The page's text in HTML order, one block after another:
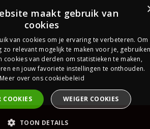
PrijsOfferte
maakt gebruik van
cookies
van cookies om je ervaring te verbeteren. Om
zo relevant mogelijk te maken voor je,
cookies van derden om statistieken te maken,
en jouw favoriete instellingen te onthouden.
Meer over ons cookiebeleid
COOKIES WEIGER COOKIES
TOON DETAILS